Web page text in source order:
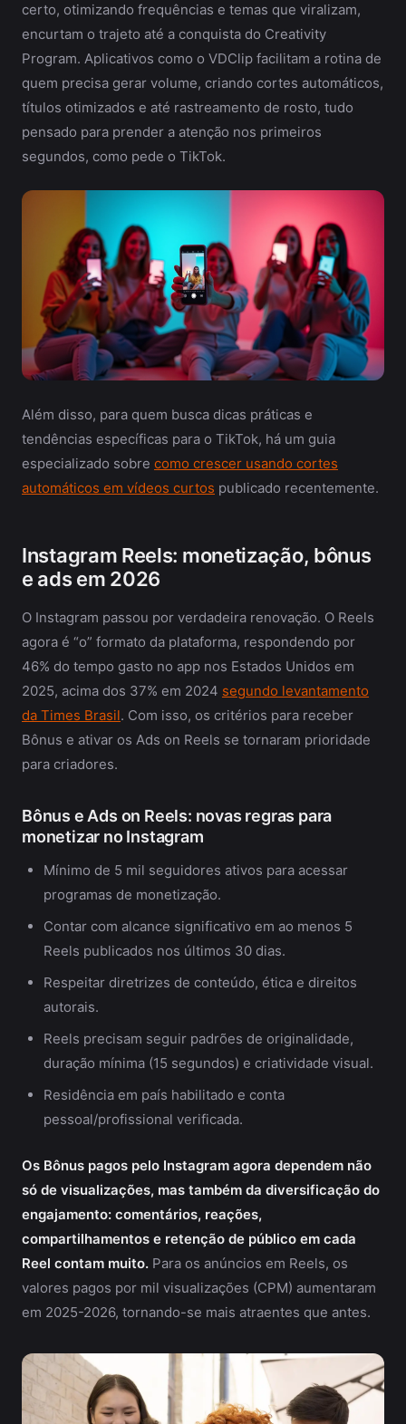
certo, otimizando frequências e temas que viralizam,
encurtam o trajeto até a conquista do Creativity
Program. Aplicativos como o VDClip facilitam a rotina de
quem precisa gerar volume, criando cortes automáticos,
títulos otimizados e até rastreamento de rosto, tudo
pensado para prender a atenção nos primeiros
segundos, como pede o TikTok.
Além disso, para quem busca dicas práticas e
tendências específicas para o TikTok, há um guia
especializado sobre como crescer usando cortes
automáticos em vídeos curtos publicado recentemente.
Instagram Reels: monetização, bônus
e ads em 2026
O Instagram passou por verdadeira renovação. O Reels
agora é “o” formato da plataforma, respondendo por
46% do tempo gasto no app nos Estados Unidos em
2025, acima dos 37% em 2024 segundo levantamento
da Times Brasil. Com isso, os critérios para receber
Bônus e ativar os Ads on Reels se tornaram prioridade
para criadores.
Bônus e Ads on Reels: novas regras para
monetizar no Instagram
Mínimo de 5 mil seguidores ativos para acessar
programas de monetização.
Contar com alcance significativo em ao menos 5
Reels publicados nos últimos 30 dias.
Respeitar diretrizes de conteúdo, ética e direitos
autorais.
Reels precisam seguir padrões de originalidade,
duração mínima (15 segundos) e criatividade visual.
Residência em país habilitado e conta
pessoal/profissional verificada.
Os Bônus pagos pelo Instagram agora dependem não
só de visualizações, mas também da diversificação do
engajamento: comentários, reações,
compartilhamentos e retenção de público em cada
Reel contam muito. Para os anúncios em Reels, os
valores pagos por mil visualizações (CPM) aumentaram
em 2025-2026, tornando-se mais atraentes que antes.